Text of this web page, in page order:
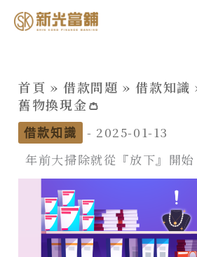
首頁 » 借款問題 » 借款知識
舊物換現金👛
借款知識 - 2025-01-13
年前大掃除就從『放下』開始